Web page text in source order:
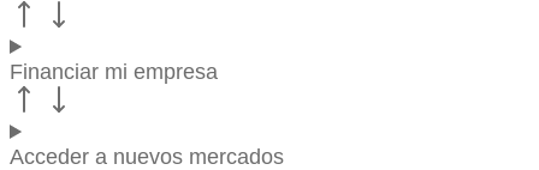
Financiar mi empresa
Acceder a nuevos mercados